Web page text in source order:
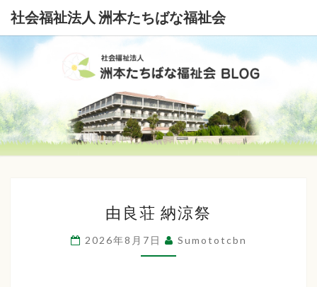
社会福祉法人 洲本たちばな福祉会
社
会
福
法
人
良
荘
納
由良荘 納涼祭
2026年8月7日 Sumototcbn